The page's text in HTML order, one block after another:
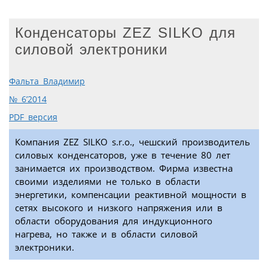
Конденсаторы ZEZ SILKO для
силовой электроники
Фальта Владимир
№ 6’2014
PDF версия
Компания ZEZ SILKO s.r.o., чешский производитель
силовых конденсаторов, уже в течение 80 лет
занимается их производством. Фирма известна
своими изделиями не только в области
энергетики, компенсации реактивной мощности в
сетях высокого и низкого напряжения или в
области оборудования для индукционного
нагрева, но также и в области силовой
электроники.